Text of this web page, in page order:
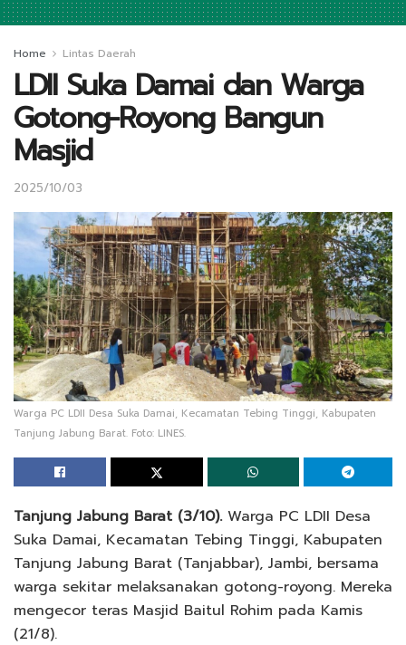
Home Lintas Daerah
LDII Suka Damai dan Warga
Gotong-Royong Bangun
Masjid
2025/10/03
Warga PC LDII Desa Suka Damai, Kecamatan Tebing Tinggi, Kabupaten
Tanjung Jabung Barat. Foto: LINES.
Tanjung Jabung Barat (3/10).Warga PC LDII Desa
Suka Damai, Kecamatan Tebing Tinggi, Kabupaten
Tanjung Jabung Barat (Tanjabbar), Jambi, bersama
warga sekitar melaksanakan gotong-royong. Mereka
mengecor teras Masjid Baitul Rohim pada Kamis
(21/8).